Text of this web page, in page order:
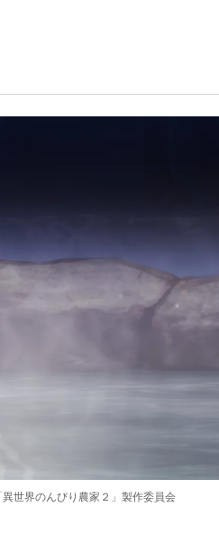
世界のんびり農家２」製作委員会